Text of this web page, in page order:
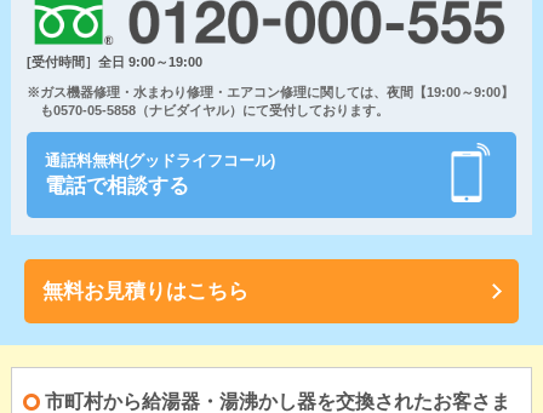
[受付時間］全日 9:00～19:00
※ガス機器修理・水まわり修理・エアコン修理に関しては、夜間【19:00～9:00】
も0570-05-5858（ナビダイヤル）にて受付しております。
通話料無料(グッドライフコール)
電話で相談する
無料お見積りはこちら
市町村から給湯器・湯沸かし器を交換されたお客さま